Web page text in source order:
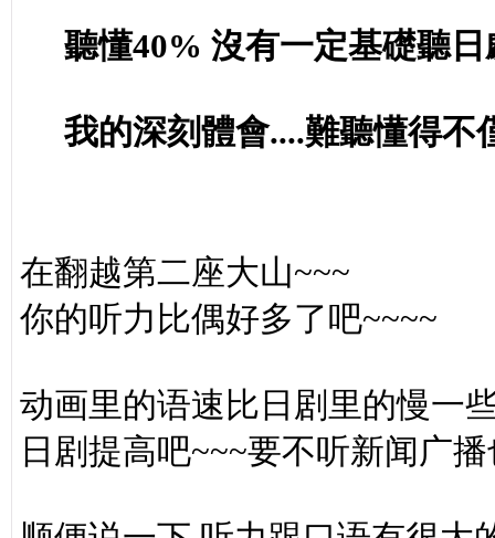
聽懂40% 沒有一定基礎聽
我的深刻體會....難聽懂得不
在翻越第二座大山~~~
你的听力比偶好多了吧~~~~
动画里的语速比日剧里的慢一
日剧提高吧~~~要不听新闻广